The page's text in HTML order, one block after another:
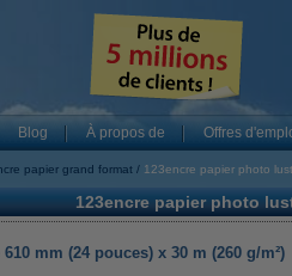
Blog À propos de Offres
papier grand format 123encre papier photo
123encre papier photo
mm (24 pouces) x 30 m (260 g/m²)